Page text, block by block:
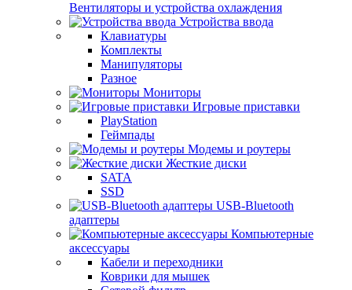
Вентиляторы и устройства охлаждения
Устройства ввода
Клавиатуры
Комплекты
Манипуляторы
Разное
Мониторы
Игровые приставки
PlayStation
Геймпады
Модемы и роутеры
Жесткие диски
SATA
SSD
USB-Bluetooth
адаптеры
Компьютерные
аксессуары
Кабели и переходники
Коврики для мышек